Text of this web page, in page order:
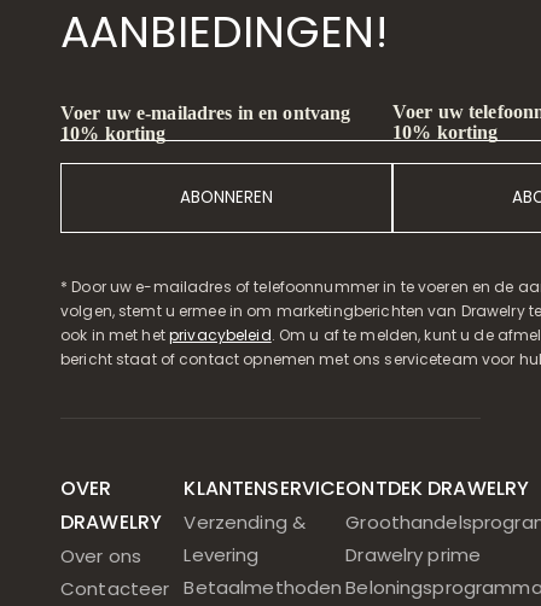
AANBIEDINGEN!
Voer uw e-mailadres in en ontvang
10% korting
ABONNEREN
Voer uw
10% korting
* Door uw e-mailadres of telefoonnummer in te voeren en de
volgen, stemt u ermee in om marketingberichten van Drawelry
ook in met hetprivacybeleid. Om u af te melden, kunt u de
bericht staat of contact opnemen met ons serviceteam voor
OVER
DRAWELRY
Over ons
Contacteer
KLANTENSERVICE
Verzending &
Levering
Betaalmethoden
ONTDEK DRAWELRY
Drawelry prime